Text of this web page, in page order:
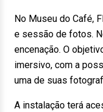
No Museu do Café,
e sessão de fotos.
encenação. O
imersivo, com a
uma de suas
A instalação terá